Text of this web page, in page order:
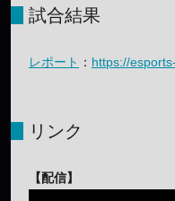
試合結果
レポート ： https://
リンク
【配信】